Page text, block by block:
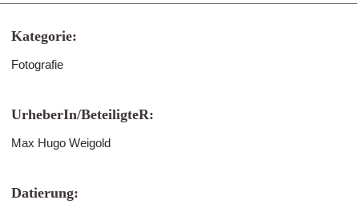
Kategorie:
Fotografie
UrheberIn/BeteiligteR:
Max Hugo Weigold
Datierung: